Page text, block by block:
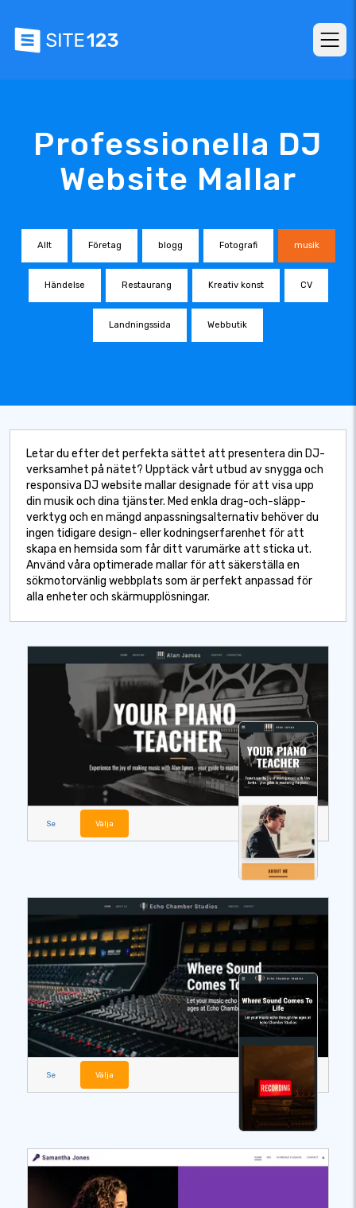
Professionella DJ
Website Mallar
Allt Företag blogg Fotografi musik
Händelse Restaurang Kreativ konst CV
Landningssida Webbutik
Letar du efter det perfekta sättet att presentera din DJ-
verksamhet på nätet? Upptäck vårt utbud av snygga och
responsiva DJ website mallar designade för att visa upp
din musik och dina tjänster. Med enkla drag-och-släpp-
verktyg och en mängd anpassningsalternativ behöver du
ingen tidigare design- eller kodningserfarenhet för att
skapa en hemsida som får ditt varumärke att sticka ut.
Använd våra optimerade mallar för att säkerställa en
sökmotorvänlig webbplats som är perfekt anpassad för
alla enheter och skärmupplösningar.
Se Välja
Se Välja